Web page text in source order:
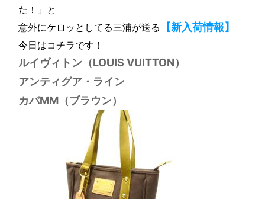
た！」と
意外にケロッとしてる三浦が送る
【新入荷情報】
今日はコチラです！
ルイヴィトン（LOUIS VUITTON）
アンティグア・ライン
カバMM（ブラウン）